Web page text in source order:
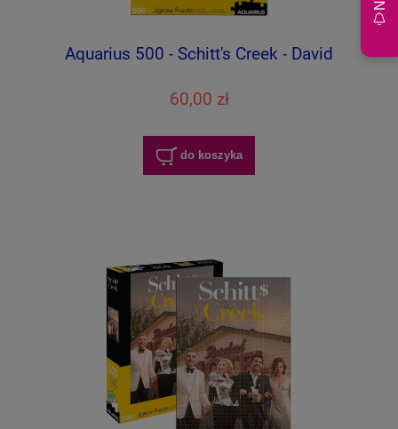
Aquarius 500 - Schitt's Creek - David
60,00 zł
do koszyka